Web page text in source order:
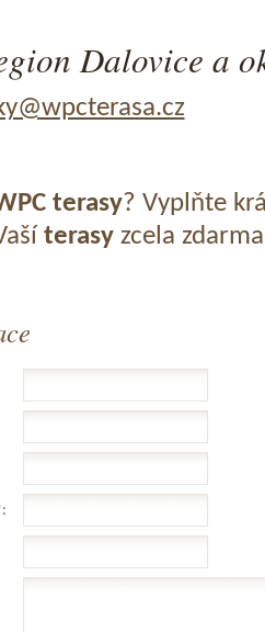
Dalovice a
terasy? Vyplňte
terasyzcela